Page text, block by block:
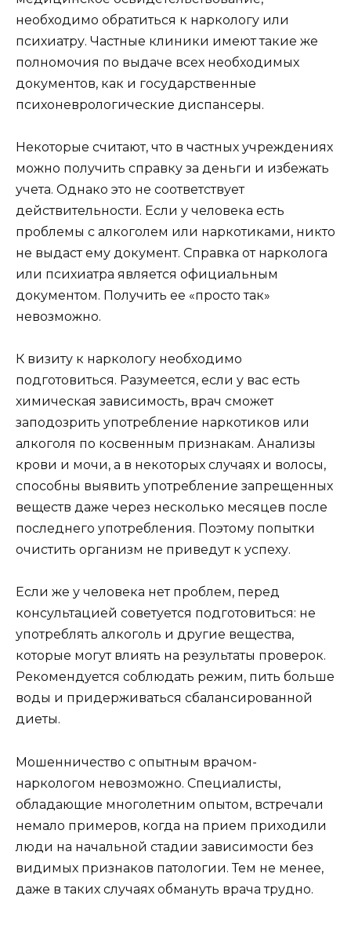
необходимо обратиться к наркологу или
психиатру. Частные клиники имеют такие же
полномочия по выдаче всех необходимых
документов, как и государственные
психоневрологические диспансеры.
Некоторые считают, что в частных учреждениях
можно получить справку за деньги и избежать
учета. Однако это не соответствует
действительности. Если у человека есть
проблемы с алкоголем или наркотиками, никто
не выдаст ему документ. Справка от нарколога
или психиатра является официальным
документом. Получить ее «просто так»
невозможно.
К визиту к наркологу необходимо
подготовиться. Разумеется, если у вас есть
химическая зависимость, врач сможет
заподозрить употребление наркотиков или
алкоголя по косвенным признакам. Анализы
крови и мочи, а в некоторых случаях и волосы,
способны выявить употребление запрещенных
веществ даже через несколько месяцев после
последнего употребления. Поэтому попытки
очистить организм не приведут к успеху.
Если же у человека нет проблем, перед
консультацией советуется подготовиться: не
употреблять алкоголь и другие вещества,
которые могут влиять на результаты проверок.
Рекомендуется соблюдать режим, пить больше
воды и придерживаться сбалансированной
диеты.
Мошенничество с опытным врачом-
наркологом невозможно. Специалисты,
обладающие многолетним опытом, встречали
немало примеров, когда на прием приходили
люди на начальной стадии зависимости без
видимых признаков патологии. Тем не менее,
даже в таких случаях обмануть врача трудно.